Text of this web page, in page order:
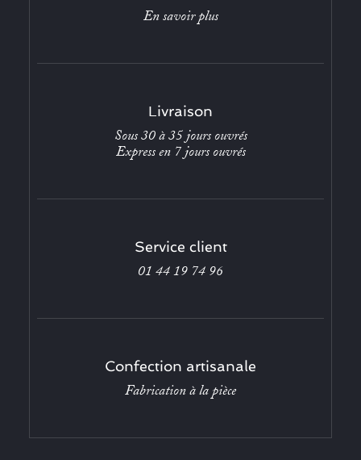
En savoir plus
Livraison
Sous 30 à 35 jours ouvrés
Express en 7 jours ouvrés
Service client
01 44 19 74 96
Confection artisanale
Fabrication à la pièce